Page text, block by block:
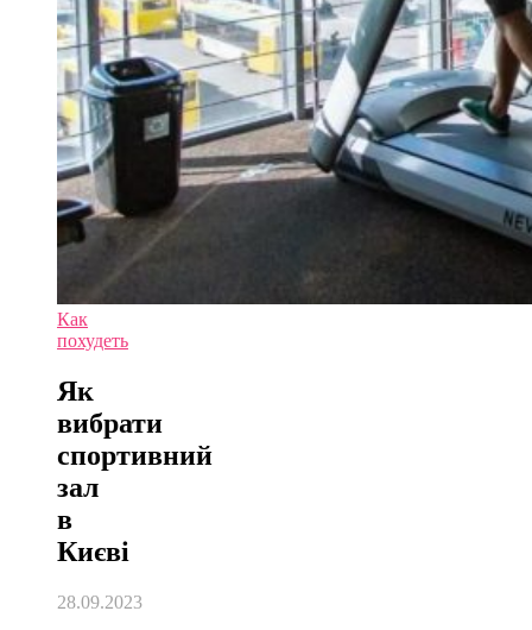
Как
похудеть
Як
вибрати
спортивний
зал
в
Києві
28.09.2023